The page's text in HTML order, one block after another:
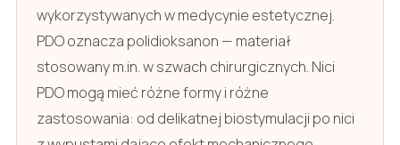
wykorzystywanych w medycynie estetycznej.
PDO oznacza polidioksanon — materiał
stosowany m.in. w szwach chirurgicznych. Nici
PDO mogą mieć różne formy i różne
zastosowania: od delikatnej biostymulacji po nici